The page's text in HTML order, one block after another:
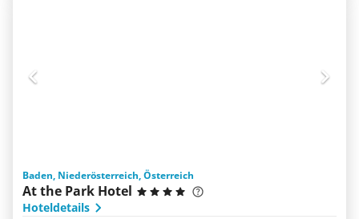
Baden, Niederösterreich, Österreich
At the Park Hotel
Hoteldetails